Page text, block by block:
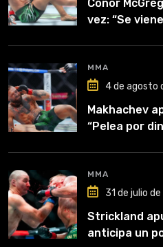
Conor
vez: “Se
MMA
4 de agosto
Makhachev
“Pelea por
MMA
31 de julio
Strickland
anticipa un